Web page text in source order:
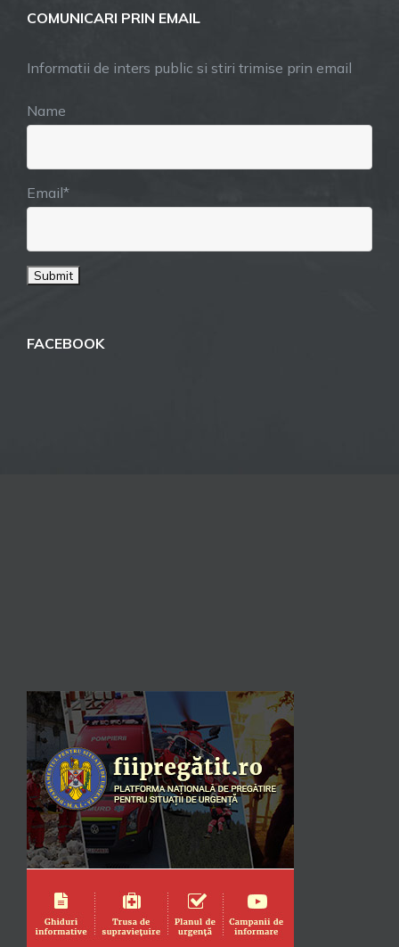
COMUNICARI PRIN EMAIL
Informatii de inters public si stiri trimise prin email
Name
Email*
FACEBOOK